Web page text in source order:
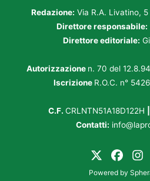
Redazione: Via R.A. Livatino,
Direttore responsabile:
Direttore editoriale:
Autorizzazione n. 70 del
Iscrizione R.O.C. n°
C.F. CRLNTN51A18D122H
Contatti:
Powered by